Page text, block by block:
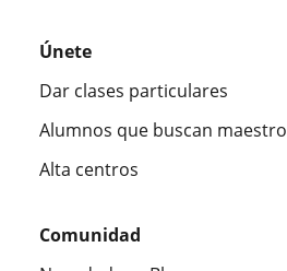
Únete
Dar clases particulares
Alumnos que buscan maestro
Alta centros
Comunidad